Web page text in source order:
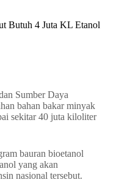
Butuh 4 Juta KL Etanol
Sumber Daya
bahan bakar minyak
sekitar 40 juta kiloliter
bauran bioetanol
yang akan
nasional tersebut.